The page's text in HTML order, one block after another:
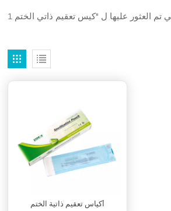
أكياس تعقيم ذاتية الختم